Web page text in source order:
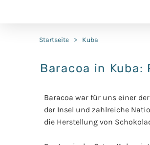
Startseite > Kuba
Baracoa in
Baracoa war für uns einer
der Insel und zahlreiche
die Herstellung von